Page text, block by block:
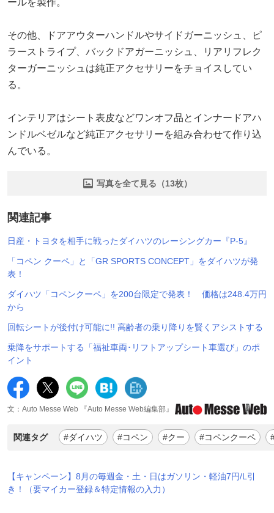
その他、ドアアウターハンドルやサイドガーニッシュ、ピ
ラーストライプ、バックドアガーニッシュ、リアリフレク
ターガーニッシュは純正アクセサリーをチョイスしてい
る。
インテリアはシート表皮などワンオフ品とインナードアハ
ンドルベゼルなど純正アクセサリーを組み合わせて作り込
んでいる。
写真を全て見る（13枚）
関連記事
日産・トヨタを相手に戦ったダイハツのレーシングカー『P-5』
「コペン クーペ」と「GR SPORTS CONCEPT」をダイハツが発
表！
ダイハツ「コペンクーペ」を200台限定で発表！ 価格は248.4万円
から
回転シートが後付け可能に!! 高齢者の乗り降りを賢くアシストする
乗降をサポートする「福祉車両･リフトアップシート車選び」のポ
イント
文：Auto Messe Web 『Auto Messe Web編集部』
関連タグ #ダイハツ #コペン #クー #コペンクーペ
【キャンペーン】8月の毎週金・土・日はガソリン・軽油7円/L引
き！（要マイカー登録＆特定情報の入力）